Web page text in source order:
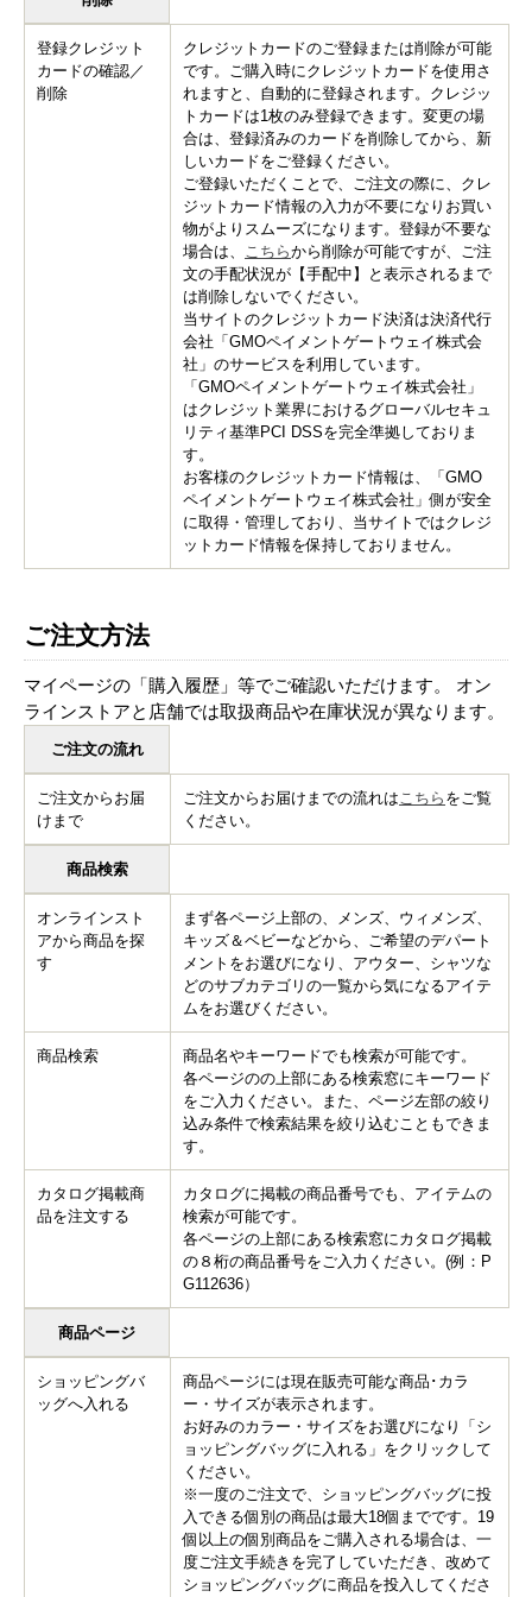
登録クレジット
カードの確認／
削除
クレジットカードのご登録または削除が可能
です。ご購入時にクレジットカードを使用さ
れますと、自動的に登録されます。クレジッ
トカードは1枚のみ登録できます。変更の場
合は、登録済みのカードを削除してから、新
しいカードをご登録ください。
ご登録いただくことで、ご注文の際に、クレ
ジットカード情報の入力が不要になりお買い
物がよりスムーズになります。登録が不要な
場合は、 こちらから削除が可能ですが、ご注
文の手配状況が【手配中】と表示されるまで
は削除しないでください。
当サイトのクレジットカード決済は決済代行
会社「GMOペイメントゲートウェイ株式会
社」のサービスを利用しています。
「GMOペイメントゲートウェイ株式会社」
はクレジット業界におけるグローバルセキュ
リティ基準PCI DSSを完全準拠しておりま
す。
お客様のクレジットカード情報は、「GMO
ペイメントゲートウェイ株式会社」側が安全
に取得・管理しており、当サイトではクレジ
ットカード情報を保持しておりません。
ご注文方法
マイページの「購入履歴」等でご確認いただけます。 オン
ラインストアと店舗では取扱商品や在庫状況が異なります。
ご注文の流れ
ご注文からお届
けまで
ご注文からお届けまでの流れはこちら をご覧
ください。
商品検索
オンラインスト
アから商品を探
す
まず各ページ上部の、メンズ、ウィメンズ、
キッズ＆ベビーなどから、ご希望のデパート
メントをお選びになり、アウター、シャツな
どのサブカテゴリの一覧から気になるアイテ
ムをお選びください。
商品検索
商品名やキーワードでも検索が可能です。
各ページのの上部にある検索窓にキーワード
をご入力ください。また、ページ左部の絞り
込み条件で検索結果を絞り込むこともできま
す。
カタログ掲載商
品を注文する
カタログに掲載の商品番号でも、アイテムの
検索が可能です。
各ページの上部にある検索窓にカタログ掲載
の８桁の商品番号をご入力ください。(例：P
G112636）
商品ページ
ショッピングバ
ッグへ入れる
商品ページには現在販売可能な商品･カラ
ー・サイズが表示されます。
お好みのカラー・サイズをお選びになり「シ
ョッピングバッグに入れる」をクリックして
ください。
※一度のご注文で、ショッピングバッグに投
入できる個別の商品は最大18個までです。19
個以上の個別商品をご購入される場合は、一
度ご注文手続きを完了していただき、改めて
ショッピングバッグに商品を投入してくださ